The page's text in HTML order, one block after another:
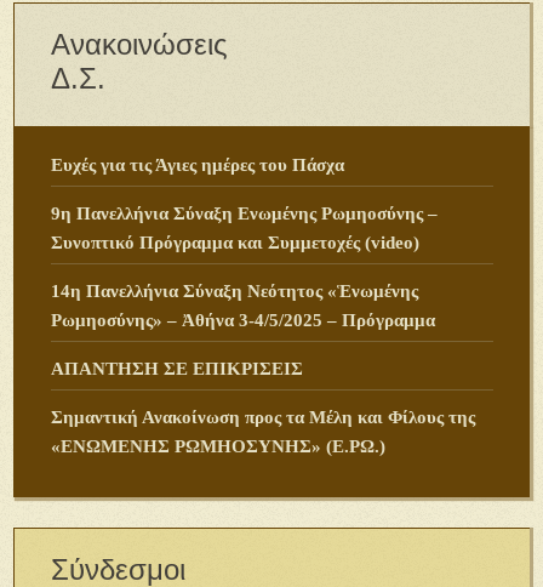
Ανακοινώσεις
Δ.Σ.
Ευχές για τις Άγιες ημέρες του Πάσχα
9η Πανελλήνια Σύναξη Ενωμένης Ρωμηοσύνης –
Συνοπτικό Πρόγραμμα και Συμμετοχές (video)
14η Πανελλήνια Σύναξη Νεότητος «Ἑνωμένης
Ρωμηοσύνης» – Ἀθήνα 3-4/5/2025 – Πρόγραμμα
ΑΠΑΝΤΗΣΗ ΣΕ ΕΠΙΚΡΙΣΕΙΣ
Σημαντική Ανακοίνωση προς τα Μέλη και Φίλους της
«ΕΝΩΜΕΝΗΣ ΡΩΜΗΟΣΥΝΗΣ» (Ε.ΡΩ.)
Σύνδεσμοι